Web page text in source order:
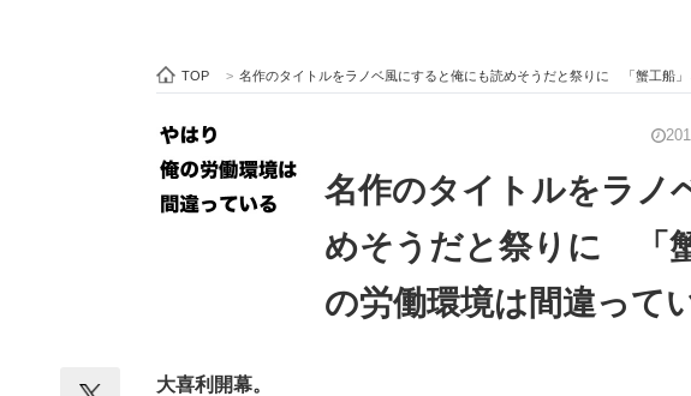
ITエンジニア向け専門サイト 企業向けIT製品の総合サイト
TOP > 名作のタイトルをラノベ風にすると俺にも読めそうだと祭りに 「蟹工船
名作のタイトルをラノ
めそうだと祭りに 「
の労働環境は間違って
大喜利開幕。